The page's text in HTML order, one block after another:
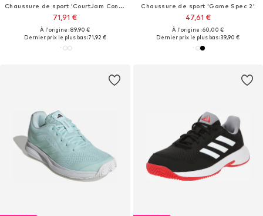
Chaussure de sport 'CourtJam Control 3'
71,91 €
À l'origine : 89,90 €
Dernier prix le plus bas :71,92 €
Chaussure de sport 'Game Spec 2'
47,61 €
À l'origine : 60,00 €
Dernier prix le plus bas :39,90 €